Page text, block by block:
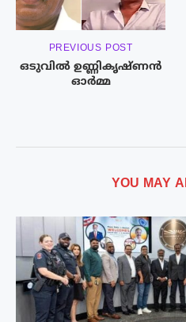
PREVIOUS POST
ഒടുവിൽ ഉണ്ണികൃഷ്‌ണൻ
ഓർമ്മ
YOU MAY